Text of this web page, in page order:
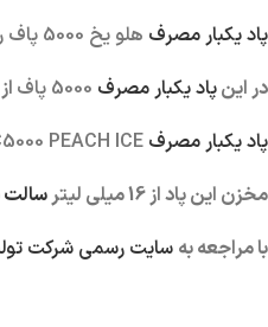
پاد یکبار مصرف هلو یخ 5000 پاف ران فری
در اینپاد یکبار مصرف
از مش
پاد یکبار مصرف
مخزن این پاد از 16 میلی لیتر
سالت
با مراجعه به سایت رسمی شرکت